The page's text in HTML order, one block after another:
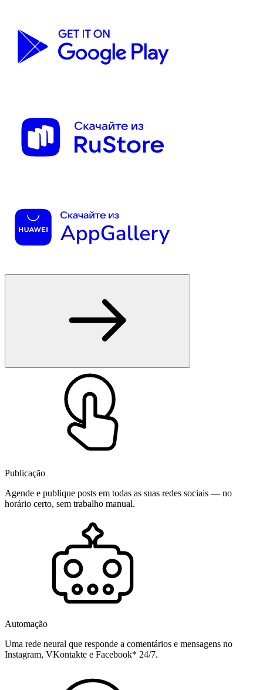
Publicação
Agende e publique posts em todas as suas redes sociais — no
horário certo, sem trabalho manual.
Automação
Uma rede neural que responde a comentários e mensagens no
Instagram, VKontakte e Facebook* 24/7.